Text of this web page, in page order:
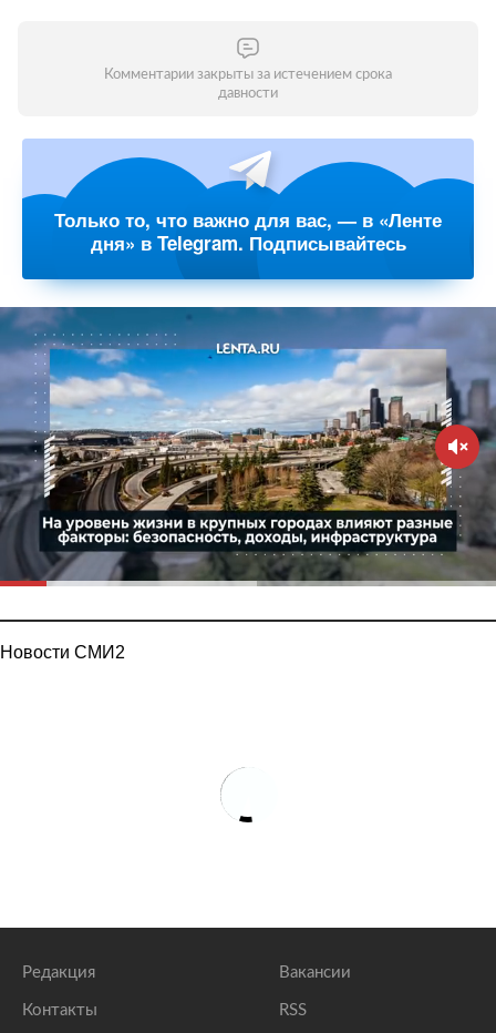
Комментарии закрыты за истечением срока
давности
Только то, что важно для вас, — в «Ленте
дня» в Telegram. Подписывайтесь
Новости СМИ2
Редакция
Контакты
Вакансии
RSS